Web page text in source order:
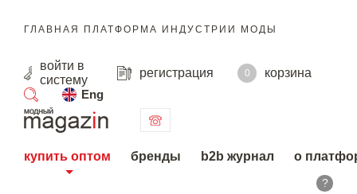
ГЛАВНАЯ ПЛАТФОРМА ИНДУСТРИИ МОДЫ
войти в
систему
регистрация 0
корзина
Eng
поиск
купить оптом бренды b2b журнал о
?